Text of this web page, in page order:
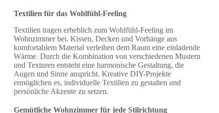
Textilien für das Wohlfühl-Feeling
Textilien tragen erheblich zum Wohlfühl-Feeling im
Wohnzimmer bei. Kissen, Decken und Vorhänge aus
komfortablem Material verleihen dem Raum eine einladende
Wärme. Durch die Kombination von verschiedenen Mustern
und Texturen entsteht eine harmonische Gestaltung, die
Augen und Sinne anspricht. Kreative DIY-Projekte
ermöglichen es, individuelle Textilien zu gestalten und
persönliche Akzente zu setzen.
Gemütliche Wohnzimmer für jede Stilrichtung